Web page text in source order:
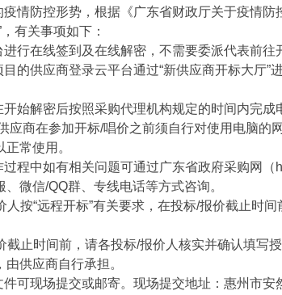
防控形势，根据《广东省财政厅关于疫情防
有关事项如下：
在线签到及在线解密，不需要委派代表前往
供应商登录云平台通过“新供应商开标大厅”
解密后按照采购代理机构规定的时间内完成
应商在参加开标/唱价之前须自行对使用电脑的
常使用。
中如有相关问题可通过广东省政府采购网（
微信/QQ群、专线电话等方式咨询。
“远程开标”有关要求，在投标/报价截止时间
时间前，请各投标/报价人核实并确认填写
供应商自行承担。
现场提交或邮寄。现场提交地址：惠州市安